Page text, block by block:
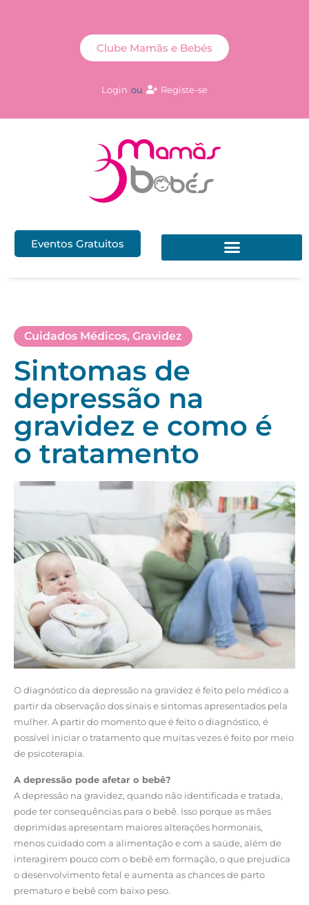
Login ou Registe-se
Clube Mamãs e Bebés
Eventos Gratuitos
Cuidados Médicos, Gravidez
Sintomas de
depressão na
gravidez e como é
o tratamento
O diagnóstico da depressão na gravidez é feito pelo médico a
partir da observação dos sinais e sintomas apresentados pela
mulher. A partir do momento que é feito o diagnóstico, é
possível iniciar o tratamento que muitas vezes é feito por meio
de psicoterapia.
A depressão pode afetar o bebê?
A depressão na gravidez, quando não identificada e tratada,
pode ter consequências para o bebê. Isso porque as mães
deprimidas apresentam maiores alterações hormonais,
menos cuidado com a alimentação e com a saúde, além de
interagirem pouco com o bebê em formação, o que prejudica
o desenvolvimento fetal e aumenta as chances de parto
prematuro e bebê com baixo peso.